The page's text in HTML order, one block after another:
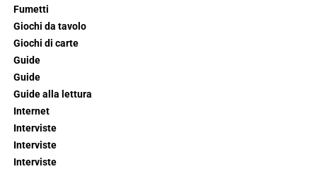
Fumetti
Giochi da tavolo
Giochi di carte
Guide
Guide
Guide alla lettura
Internet
Interviste
Interviste
Interviste